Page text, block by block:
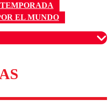
EL MUNDO
para garantizar un